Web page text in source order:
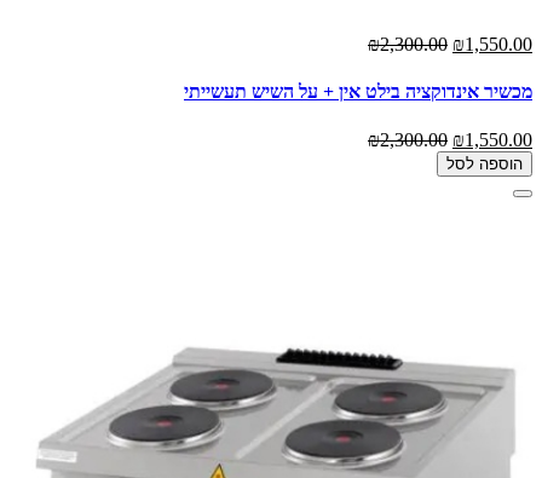
₪1,550.00
₪2,300.00
מכשיר אינדוקציה בילט אין + על השיש תעשייתי
₪1,550.00
₪2,300.00
הוספה לסל